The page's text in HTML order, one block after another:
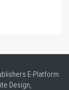
E-Platform
Design,